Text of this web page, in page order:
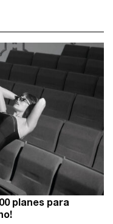
planes para